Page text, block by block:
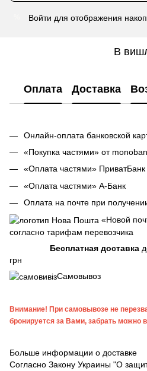
Войти для отображения
В
Оплата Доставка
Онлайн-оплата банковской
«Покупка частями» от
«Оплата частями» ПриватБанк
«Оплата частями» А-Банк
Оплата на почте при
«Новой
согласно тарифам перевозчика
Бесплатная доставка
грн
Самовывоз
Внимание! При самовывозе не
бронируется за Вами, забрать можно
Больше информации о доставке
Согласно Закону Украины "О